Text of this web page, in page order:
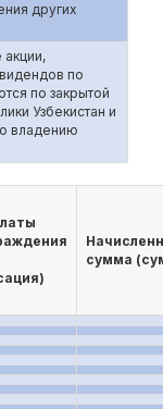
других
акции,
по
по закрытой
Узбекистан и
владению
сумма